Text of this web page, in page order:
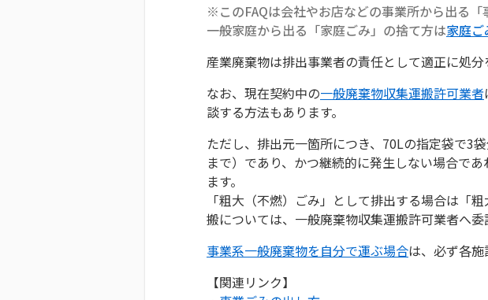
※このFAQは会社やお店などの事業所から出る「
一般家庭から出る「家庭ごみ」の捨て方は家庭
産業廃棄物は排出事業者の責任として適正に処
なお、現在契約中の一般廃棄物収集運搬許可業者
談する方法もあります。
ただし、排出元一箇所につき、70Lの指定袋で3
まで）であり、かつ継続的に発生しない場合で
ます。
「粗大（不燃）ごみ」として排出する場合は「
搬については、一般廃棄物収集運搬許可業者へ
事業系一般廃棄物を自分で運ぶ場合は、必ず各施
【関連リンク】